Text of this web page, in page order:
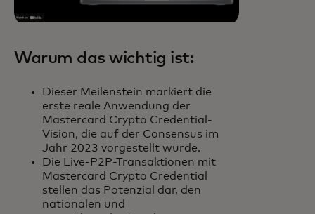
Warum das wichtig ist:
Dieser Meilenstein markiert die
erste reale Anwendung der
Mastercard Crypto Credential-
Vision, die auf der Consensus im
Jahr 2023 vorgestellt wurde.
Die Live-P2P-Transaktionen mit
Mastercard Crypto Credential
stellen das Potenzial dar, den
nationalen und